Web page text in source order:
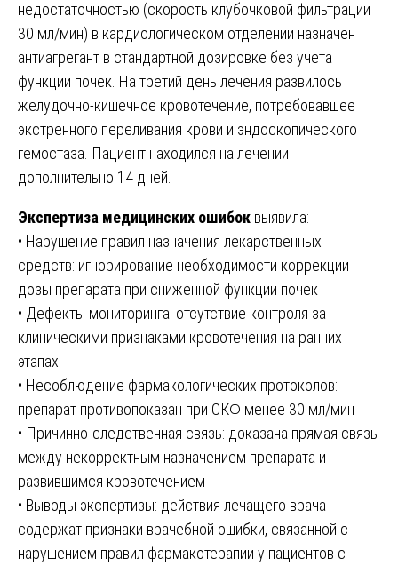
недостаточностью (скорость клубочковой фильтрации
30 мл/мин) в кардиологическом отделении назначен
антиагрегант в стандартной дозировке без учета
функции почек. На третий день лечения развилось
желудочно-кишечное кровотечение, потребовавшее
экстренного переливания крови и эндоскопического
гемостаза. Пациент находился на лечении
дополнительно 14 дней.
Экспертиза медицинских ошибок выявила:
• Нарушение правил назначения лекарственных
средств: игнорирование необходимости коррекции
дозы препарата при сниженной функции почек
• Дефекты мониторинга: отсутствие контроля за
клиническими признаками кровотечения на ранних
этапах
• Несоблюдение фармакологических протоколов:
препарат противопоказан при СКФ менее 30 мл/мин
• Причинно-следственная связь: доказана прямая связь
между некорректным назначением препарата и
развившимся кровотечением
• Выводы экспертизы: действия лечащего врача
содержат признаки врачебной ошибки, связанной с
нарушением правил фармакотерапии у пациентов с